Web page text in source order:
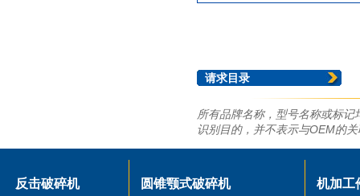
MR 110 Z EVO
F20013343
MR 122 Z
F10308431
MR 130 R
F10343421
MR 130 R
F10330751
MR 130 R
F10408421
MR 130 R
2191368
MR130 R EVO
F20013344
请求目录
所有品牌名称，型号名称或标
识别目的，并不表示与OEM的
反击破碎机 圆锥颚式破碎机
机加工